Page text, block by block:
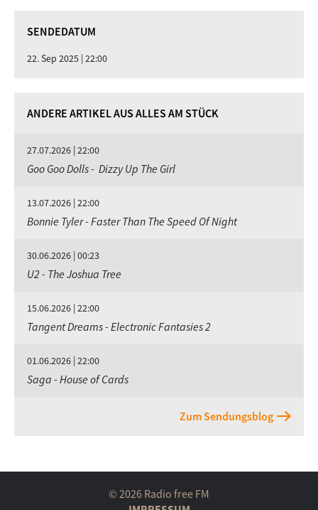
SENDEDATUM
22. Sep 2025 | 22:00
ANDERE ARTIKEL AUS ALLES AM STÜCK
27.07.2026 | 22:00
Goo Goo Dolls - Dizzy Up The Girl
13.07.2026 | 22:00
Bonnie Tyler - Faster Than The Speed Of Night
30.06.2026 | 00:23
U2 - The Joshua Tree
15.06.2026 | 22:00
Tangent Dreams - Electronic Fantasies 2
01.06.2026 | 22:00
Saga - House of Cards
Zum Sendungsblog
© 2026 Radio free FM